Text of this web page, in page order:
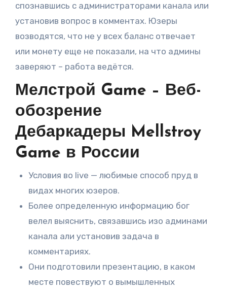
спознавшись с администраторами канала или
установив вопрос в комментах. Юзеры
возводятся, что не у всех баланс отвечает
или монету еще не показали, на что админы
заверяют – работа ведётся.
Мелстрой Game – Веб-
обозрение
Дебаркадеры Mellstroy
Game в России
Условия во live — любимые способ пруд в
видах многих юзеров.
Более определенную информацию бог
велел выяснить, связавшись изо админами
канала али установив задача в
комментариях.
Они подготовили презентацию, в каком
месте повествуют о вымышленных